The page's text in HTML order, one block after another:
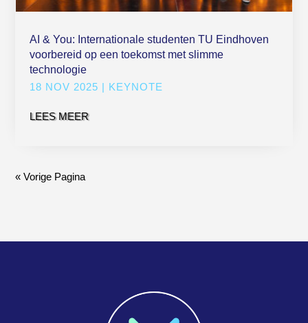
AI & You: Internationale studenten TU Eindhoven
voorbereid op een toekomst met slimme
technologie
18 NOV 2025 | KEYNOTE
LEES MEER
« Vorige Pagina